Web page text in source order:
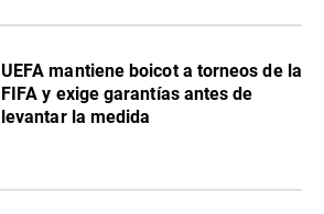
UEFA mantiene boicot a torneos de la
FIFA y exige garantías antes de
levantar la medida